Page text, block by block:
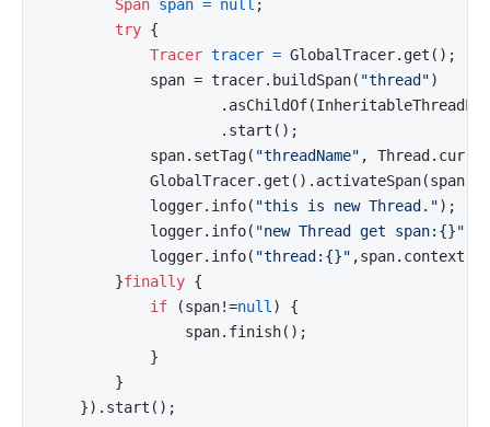
Span span = null ;
try {
Tracer tracer = GlobalTracer.get();
            span = tracer.buildSpan(
"thread")
                    .start();
            span.setTag(
"threadName" ,
            GlobalTracer.get().activateSpan(span);
            logger.info(
"this is new Thread.");
            logger.info(
"new Thread get span:{}"
            logger.info(
"thread:{}"
        }
finally {
if (span!=null ) {
                span.finish();
            }
        }